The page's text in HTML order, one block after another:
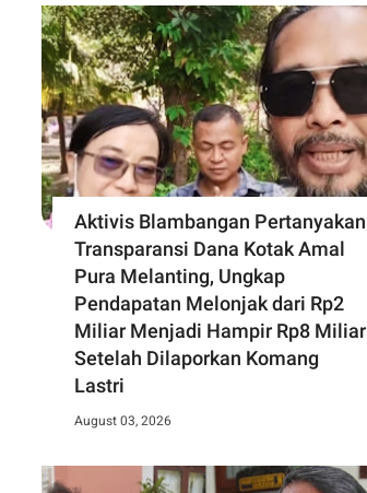
Aktivis Blambangan Pertanyakan
Transparansi Dana Kotak Amal
Pura Melanting, Ungkap
Pendapatan Melonjak dari Rp2
Miliar Menjadi Hampir Rp8 Miliar
Setelah Dilaporkan Komang
Lastri
August 03, 2026